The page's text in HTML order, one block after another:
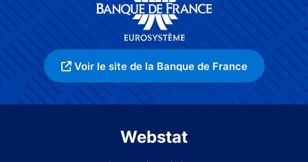
Voir le site de la Banque de France
Webstat